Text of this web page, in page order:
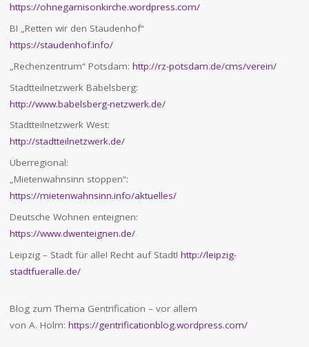
https://ohnegarnisonkirche.wordpress.com/
BI „Retten wir den Staudenhof“
https://staudenhof.info/
„Rechenzentrum“ Potsdam: http://rz-potsdam.de/cms/verein/
Stadtteilnetzwerk Babelsberg:
http://www.babelsberg-netzwerk.de/
Stadtteilnetzwerk West:
http://stadtteilnetzwerk.de/
Überregional:
„Mietenwahnsinn stoppen“:
https://mietenwahnsinn.info/aktuelles/
Deutsche Wohnen enteignen:
https://www.dwenteignen.de/
Leipzig – Stadt für alle! Recht auf Stadt! http://leipzig-
stadtfueralle.de/
Blog zum Thema Gentrification – vor allem
von A. Holm: https://gentrificationblog.wordpress.com/